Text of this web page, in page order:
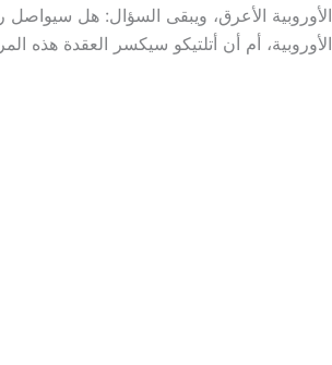
الأوروبية الأعرق، ويبقى السؤال: هل
الأوروبية، أم أن أتلتيكو سيكسر العقدة هذه